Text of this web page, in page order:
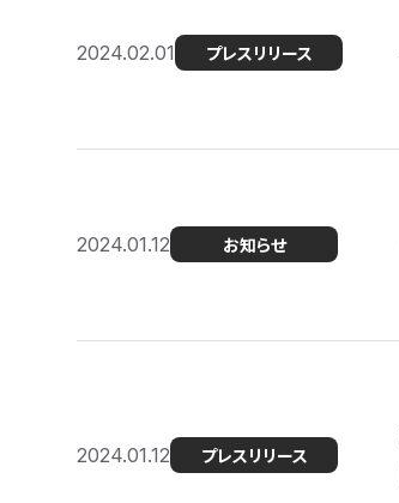
2024.02.01 プレスリリース
2024.01.12 お知らせ
2024.01.12 プレスリリース